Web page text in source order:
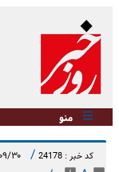
منو
کد خبر : 24178 / ۱۴۰۱/۰۹/